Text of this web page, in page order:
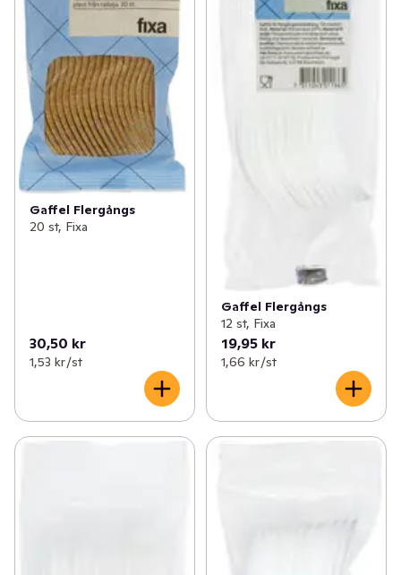
Gaffel Flergångs
20 st, Fixa
30,50 kr
1,53 kr /st
Gaffel Flergångs
12 st, Fixa
19,95 kr
1,66 kr /st